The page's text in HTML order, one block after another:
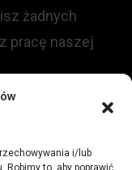
i/lub
to, aby poprawić
żadnych
pracę naszej